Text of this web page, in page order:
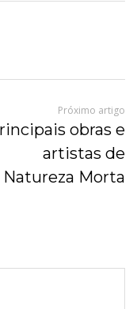
Próximo artigo
obras e
artistas de
Natureza Morta